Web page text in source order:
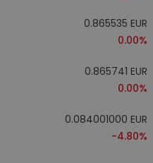
0.865535 EUR
0.00%
0.865741 EUR
0.00%
0.084001000 EUR
-4.80%